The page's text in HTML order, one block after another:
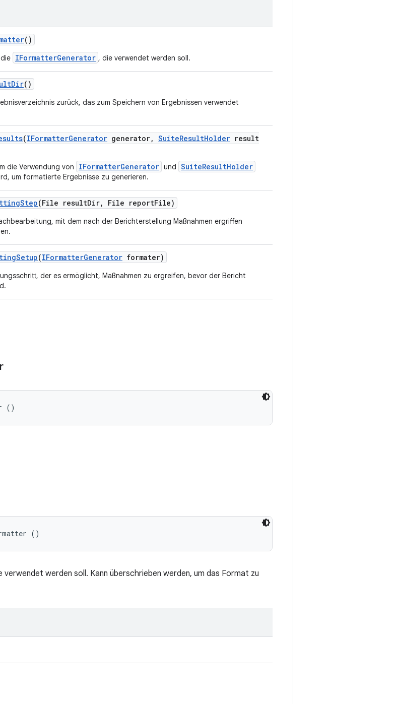
()
IFormatterGenerator , die verwendet werden soll.
Dir()
zurück, das zum Speichern von Ergebnissen verwendet
(IFormatterGenerator generator, SuiteResultHolder result
die Verwendung von IFormatterGenerator und SuiteResultHolder
um formatierte Ergebnisse zu generieren.
Step(File resultDir, File reportFile)
mit dem nach der Berichterstellung Maßnahmen ergriffen
Setup(IFormatterGenerator formater)
der es ermöglicht, Maßnahmen zu ergreifen, bevor der Bericht
()
()
verwendet werden soll. Kann überschrieben werden, um das Format zu